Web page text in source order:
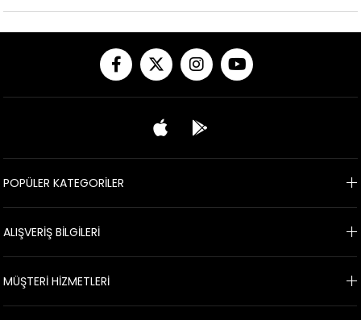
POPÜLER KATEGORİLER
ALIŞVERİŞ BİLGİLERİ
MÜŞTERİ HİZMETLERİ